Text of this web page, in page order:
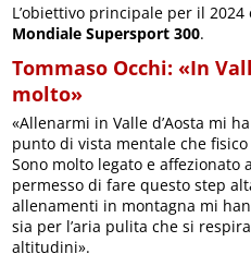
L’obiettivo principale per il
Mondiale Supersport 300.
Tommaso Occhi: «In
molto»
«Allenarmi in Valle d’Aosta mi
punto di vista mentale che
Sono molto legato e
permesso di fare questo step
allenamenti in montagna mi
sia per l’aria pulita che si
altitudini».